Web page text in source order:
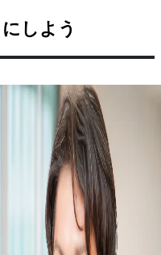
しよう